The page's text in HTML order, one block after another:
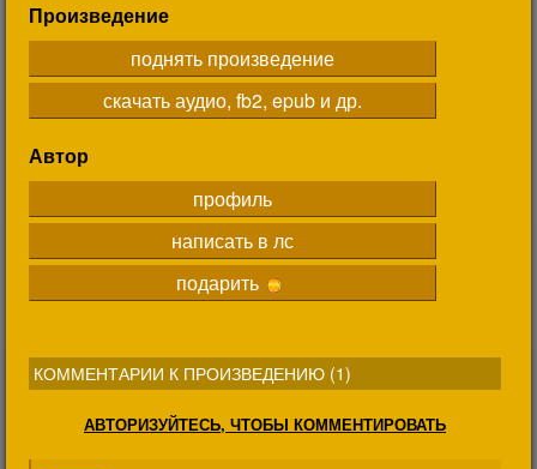
Произведение
поднять произведение
скачать аудио, fb2, epub и др.
Автор
профиль
написать в лс
подарить
КОММЕНТАРИИ К ПРОИЗВЕДЕНИЮ (1)
АВТОРИЗУЙТЕСЬ, ЧТОБЫ КОММЕНТИРОВАТЬ